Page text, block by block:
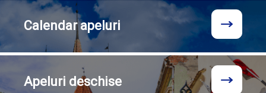
Calendarapeluri
Apeluri deschise